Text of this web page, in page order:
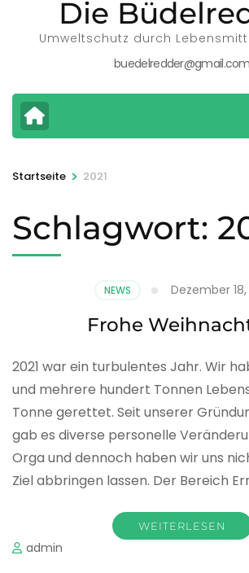
Die
Umweltschutz durch
buedelredder@gmail.com
Startseite > 2021
Schlagwort:
NEWS Dezember 18,
Frohe
2021 war ein turbulentes Jahr. Wir
und mehrere hundert Tonnen
Tonne gerettet. Seit unserer
gab es diverse personelle
Orga und dennoch haben wir uns
Ziel abbringen lassen. Der Bereich
WEITERLESEN
admin